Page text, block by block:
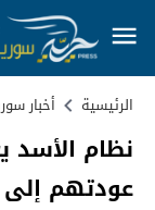
الرئيسية أخبار
نظام الأسد
عودتهم إلى